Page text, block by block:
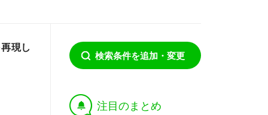
現し
検索条件を追加・変更
† 注目のまとめ